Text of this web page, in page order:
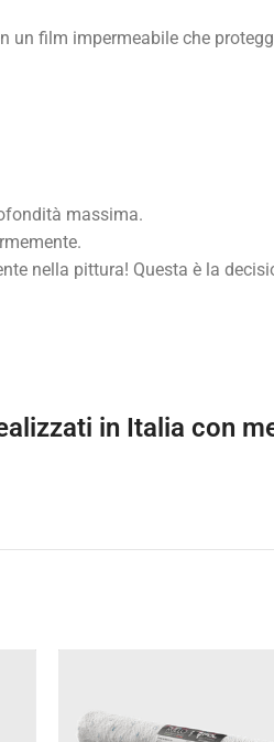
film impermeabile che
massima.
nella pittura! Questa è la
in Italia con